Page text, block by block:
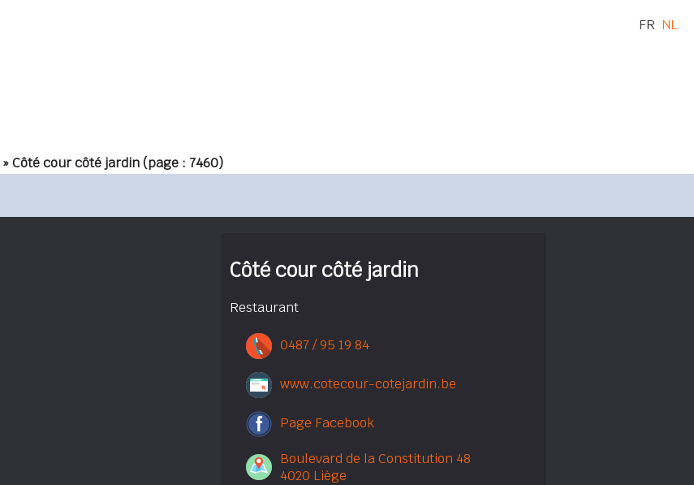
» Côté cour côté jardin(page : 7460)
FR NL
Côté cour côté jardin
Restaurant
0487 / 95 19 84
www.cotecour-cotejardin.be
Page Facebook
Boulevard de la Constitution 48
4020 Liège